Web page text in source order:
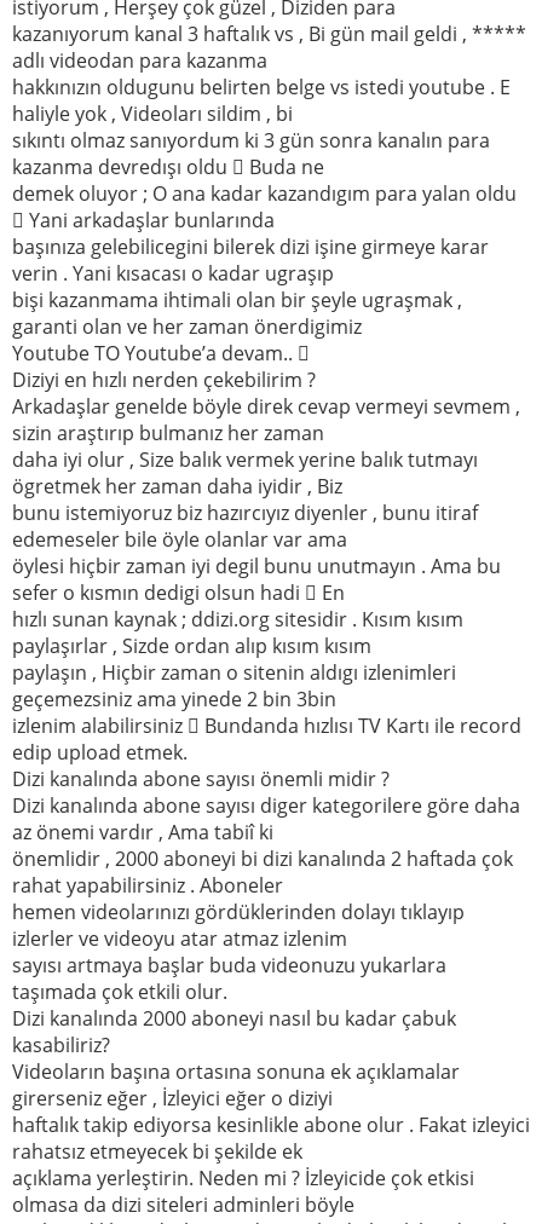
istiyorum , Herşey çok güzel , Diziden para
kazanıyorum kanal 3 haftalık vs , Bi gün mail geldi , *****
adlı videodan para kazanma
hakkınızın oldugunu belirten belge vs istedi youtube . E
haliyle yok , Videoları sildim , bi
sıkıntı olmaz sanıyordum ki 3 gün sonra kanalın para
kazanma devredışı oldu  Buda ne
demek oluyor ; O ana kadar kazandıgım para yalan oldu
 Yani arkadaşlar bunlarında
başınıza gelebilicegini bilerek dizi işine girmeye karar
verin . Yani kısacası o kadar ugraşıp
bişi kazanmama ihtimali olan bir şeyle ugraşmak ,
garanti olan ve her zaman önerdigimiz
Youtube TO Youtube’a devam.. 
Diziyi en hızlı nerden çekebilirim ?
Arkadaşlar genelde böyle direk cevap vermeyi sevmem ,
sizin araştırıp bulmanız her zaman
daha iyi olur , Size balık vermek yerine balık tutmayı
ögretmek her zaman daha iyidir , Biz
bunu istemiyoruz biz hazırcıyız diyenler , bunu itiraf
edemeseler bile öyle olanlar var ama
öylesi hiçbir zaman iyi degil bunu unutmayın . Ama bu
sefer o kısmın dedigi olsun hadi  En
hızlı sunan kaynak ; ddizi.org sitesidir . Kısım kısım
paylaşırlar , Sizde ordan alıp kısım kısım
paylaşın , Hiçbir zaman o sitenin aldıgı izlenimleri
geçemezsiniz ama yinede 2 bin 3bin
izlenim alabilirsiniz  Bundanda hızlısı TV Kartı ile record
edip upload etmek.
Dizi kanalında abone sayısı önemli midir ?
Dizi kanalında abone sayısı diger kategorilere göre daha
az önemi vardır , Ama tabiî ki
önemlidir , 2000 aboneyi bi dizi kanalında 2 haftada çok
rahat yapabilirsiniz . Aboneler
hemen videolarınızı gördüklerinden dolayı tıklayıp
izlerler ve videoyu atar atmaz izlenim
sayısı artmaya başlar buda videonuzu yukarlara
taşımada çok etkili olur.
Dizi kanalında 2000 aboneyi nasıl bu kadar çabuk
kasabiliriz?
Videoların başına ortasına sonuna ek açıklamalar
girerseniz eğer , İzleyici eğer o diziyi
haftalık takip ediyorsa kesinlikle abone olur . Fakat izleyici
rahatsız etmeyecek bi şekilde ek
açıklama yerleştirin. Neden mi ? İzleyicide çok etkisi
olmasa da dizi siteleri adminleri böyle